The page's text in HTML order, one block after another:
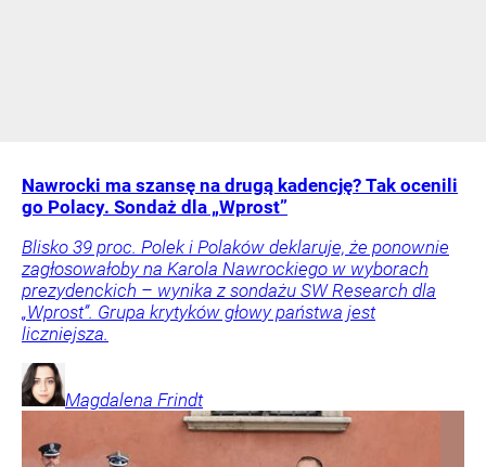
Nawrocki ma szansę na drugą kadencję? Tak ocenili
go Polacy. Sondaż dla „Wprost”
Blisko 39 proc. Polek i Polaków deklaruje, że ponownie
zagłosowałoby na Karola Nawrockiego w wyborach
prezydenckich – wynika z sondażu SW Research dla
„Wprost”. Grupa krytyków głowy państwa jest
liczniejsza.
Magdalena Frindt